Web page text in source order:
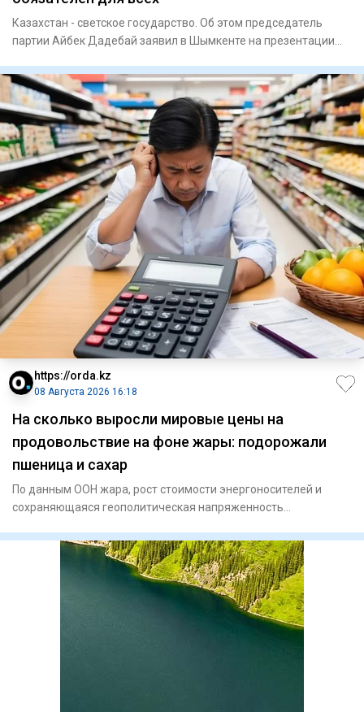
Казахстан - светское государство. Об этом председатель
партии Айбек Дадебай заявил в Шымкенте на презентации
https://orda.kz
08 Августа 2026 16:18
На сколько выросли мировые цены на
продовольствие на фоне жары: подорожали
пшеница и сахар
По данным ООН жара, рост стоимости энергоносителей и
сохраняющаяся геополитическая напряженность